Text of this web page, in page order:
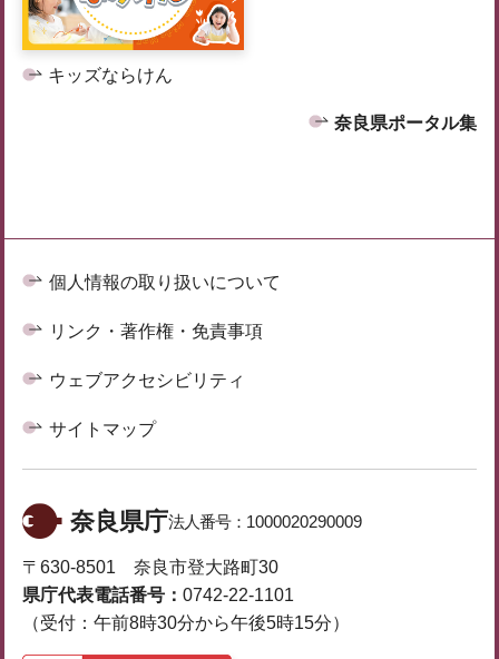
キッズならけん
奈良県ポータル集
個人情報の取り扱いについて
リンク・著作権・免責事項
ウェブアクセシビリティ
サイトマップ
奈良県庁法人番号： 1000020290009
〒630-8501 奈良市登大路町30
県庁代表電話番号： 0742-22-1101
（受付：午前8時30分から午後5時15分）